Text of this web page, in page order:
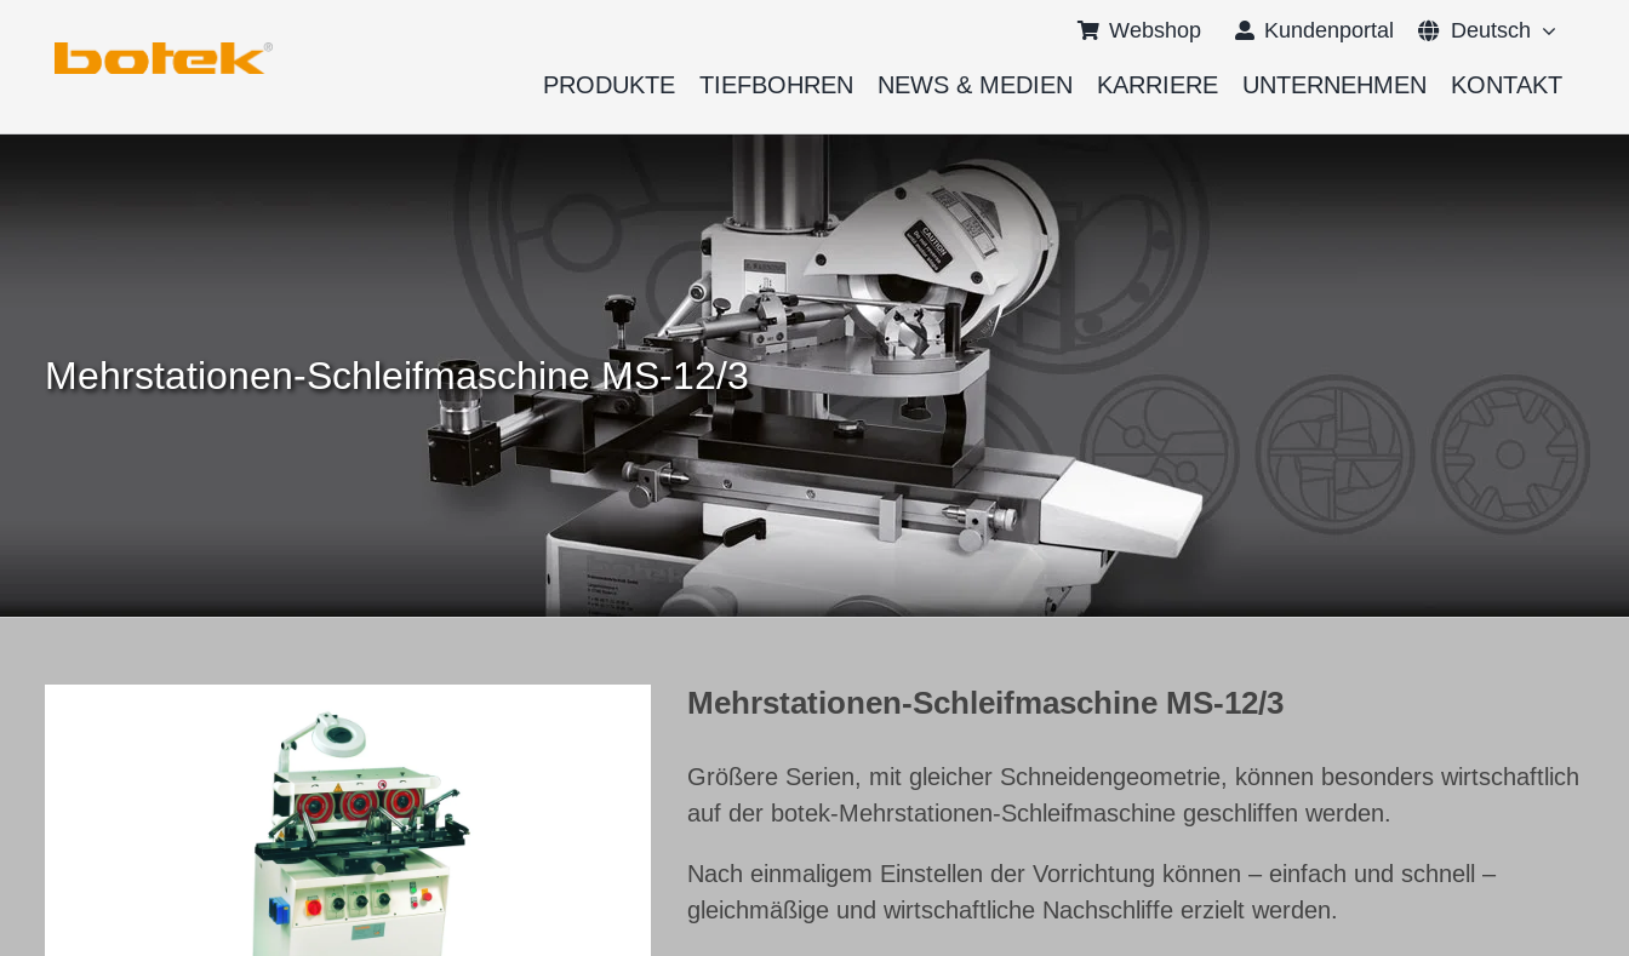
Webshop Kundenportal Deutsch
English
PRODUKTE TIEFBOHREN NEWS & MEDIEN KARRIERE UNTERNEHMEN KONTAKT
Mehrstationen-Schleifmaschine MS-12/3
Mehrstationen-Schleifmaschine MS-12/3
Größere Serien, mit gleicher Schneidengeometrie, können besonders wirtschaftlich
auf der botek-Mehrstationen-Schleifmaschine geschliffen werden.
Nach einmaligem Einstellen der Vorrichtung können – einfach und schnell –
gleichmäßige und wirtschaftliche Nachschliffe erzielt werden.